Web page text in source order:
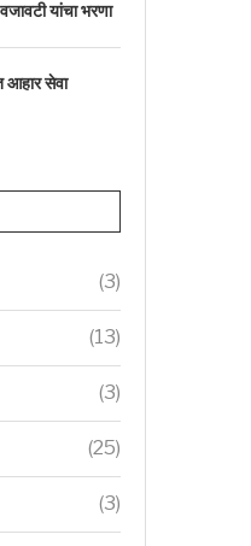
यांचा भरणा
आहार सेवा
(3)
(13)
(3)
(25)
(3)